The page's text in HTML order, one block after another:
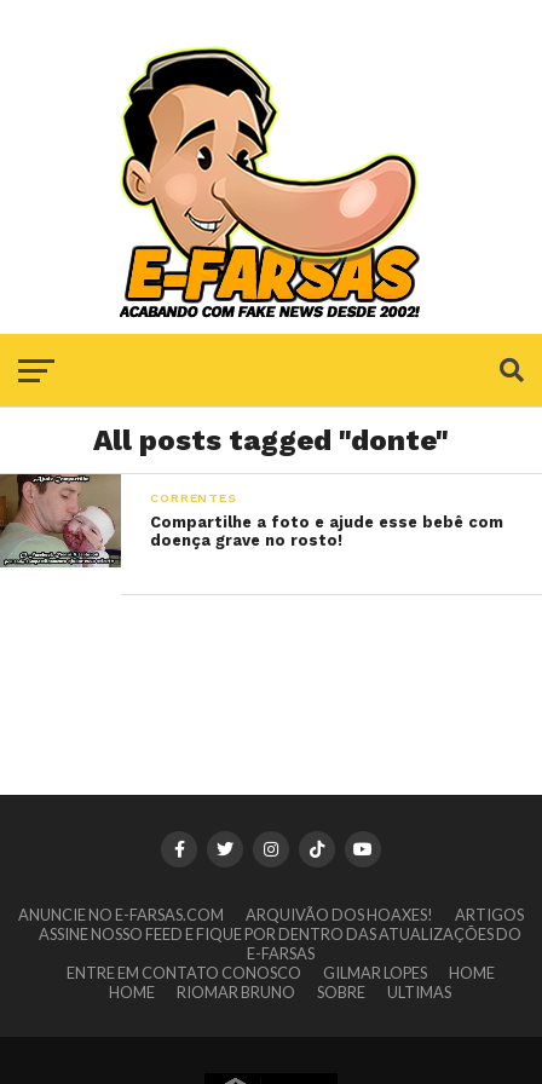
All posts tagged "donte"
CORRENTES
Compartilhe a foto e ajude esse bebê com
doença grave no rosto!
ANUNCIE NO E-FARSAS.COM ARQUIVÃO DOS HOAXES!
ARTIGOS
ASSINE NOSSO FEED E FIQUE POR DENTRO DAS ATUALIZAÇÕES DO
E-FARSAS
ENTRE EM CONTATO CONOSCO
GILMAR LOPES
HOME
HOME
RIOMAR BRUNO SOBRE ULTIMAS